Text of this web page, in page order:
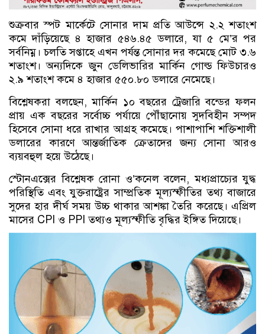
শুক্রবার স্পট মার্কেটে সোনার দাম প্রতি আউন্সে ২.২ শতাংশ
কমে দাঁড়িয়েছে ৪ হাজার ৫৪৬.৪৫ ডলারে, যা ৫ মে’র পর
সর্বনিম্ন। চলতি সপ্তাহে এখন পর্যন্ত সোনার দর কমেছে মোট ৩.৬
শতাংশ। অন্যদিকে জুন ডেলিভারির মার্কিন গোল্ড ফিউচারও
২.৯ শতাংশ কমে ৪ হাজার ৫৫০.৮০ ডলারে নেমেছে।
বিশ্লেষকরা বলছেন, মার্কিন ১০ বছরের ট্রেজারি বন্ডের ফলন
প্রায় এক বছরের সর্বোচ্চ পর্যায়ে পৌঁছানোয় সুদবিহীন সম্পদ
হিসেবে সোনা ধরে রাখার আগ্রহ কমেছে। পাশাপাশি শক্তিশালী
ডলারের কারণে আন্তর্জাতিক ক্রেতাদের জন্য সোনা আরও
ব্যয়বহুল হয়ে উঠেছে।
স্টোনএক্সের বিশ্লেষক রোনা ও’কনেল বলেন, মধ্যপ্রাচ্যের যুদ্ধ
পরিস্থিতি এবং যুক্তরাষ্ট্রের সাম্প্রতিক মূল্যস্ফীতির তথ্য বাজারে
সুদের হার দীর্ঘ সময় উচ্চ থাকার আশঙ্কা তৈরি করেছে। এপ্রিল
মাসের CPI ও PPI তথ্যও মূল্যস্ফীতি বৃদ্ধির ইঙ্গিত দিয়েছে।